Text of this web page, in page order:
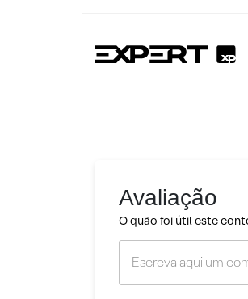
Avaliação
O quão foi útil este